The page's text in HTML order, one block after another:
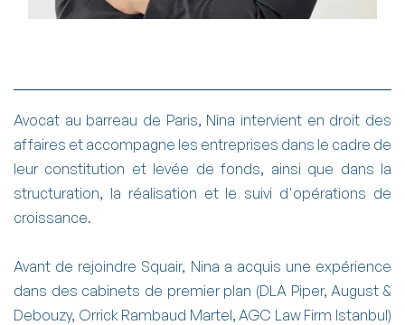
Avocat au barreau de Paris, Nina intervient en droit des
affaires et accompagne les entreprises dans le cadre de
leur constitution et levée de fonds, ainsi que dans la
structuration, la réalisation et le suivi d'opérations de
croissance.
Avant de rejoindre Squair, Nina a acquis une expérience
dans des cabinets de premier plan (DLA Piper, August &
Debouzy, Orrick Rambaud Martel, AGC Law Firm Istanbul)